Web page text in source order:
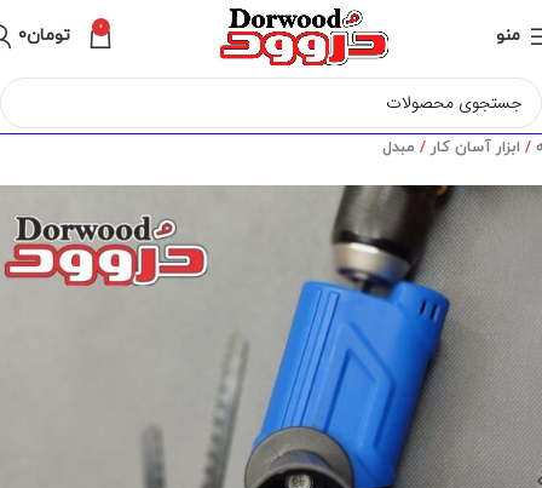
منو 0 تومان0
ابزار آسان کار مبدل